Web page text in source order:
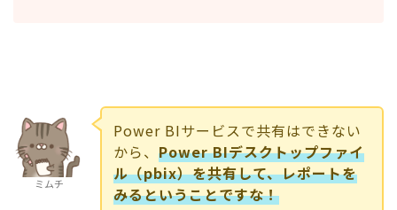
ミムチ
Power BIサービスで共有はできない
から、 Power BIデスクトップファイ
ル（pbix）を共有して、レポートを
みるということですな！